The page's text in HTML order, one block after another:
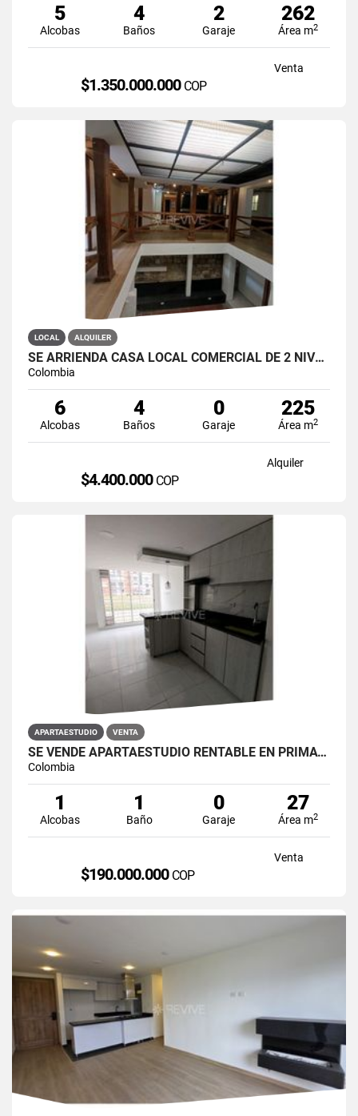
5
Alcobas
4
Baños
2
Garaje
262
Área m2
Venta
$1.350.000.000 COP
LOCAL ALQUILER
SE ARRIENDA CASA LOCAL COMERCIAL DE 2 NIVELES EN LA CANDELARIA
Colombia
6
Alcobas
4
Baños
0
Garaje
225
Área m2
Alquiler
$4.400.000 COP
APARTAESTUDIO VENTA
SE VENDE APARTAESTUDIO RENTABLE EN PRIMAVERA 6-39 ET 2
Colombia
1
Alcobas
1
Baño
0
Garaje
27
Área m2
Venta
$190.000.000 COP